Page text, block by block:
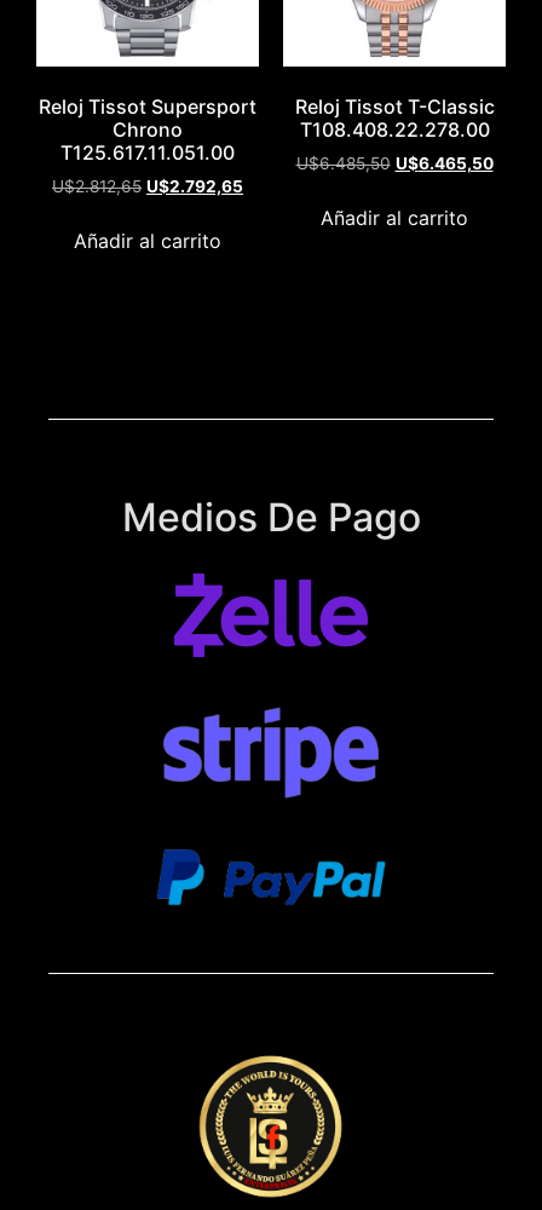
Reloj Tissot Supersport
Chrono
T125.617.11.051.00
U$2.812,65 U$2.792,65
Añadir al carrito
Reloj Tissot T-Classic
T108.408.22.278.00
U$6.485,50 U$6.465,50
Añadir al carrito
Medios De Pago